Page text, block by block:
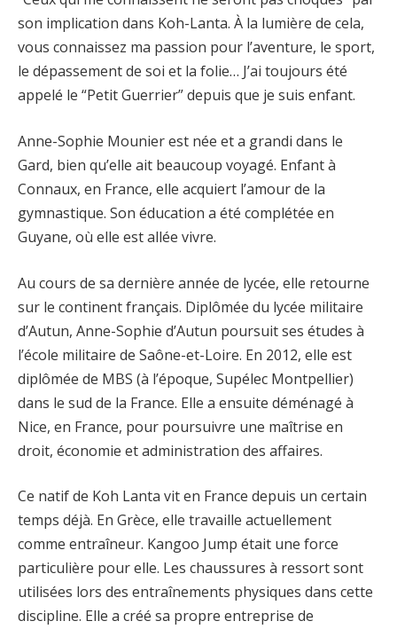
son implication dans Koh-Lanta. À la lumière de cela,
vous connaissez ma passion pour l’aventure, le sport,
le dépassement de soi et la folie… J’ai toujours été
appelé le “Petit Guerrier” depuis que je suis enfant.
Anne-Sophie Mounier est née et a grandi dans le
Gard, bien qu’elle ait beaucoup voyagé. Enfant à
Connaux, en France, elle acquiert l’amour de la
gymnastique. Son éducation a été complétée en
Guyane, où elle est allée vivre.
Au cours de sa dernière année de lycée, elle retourne
sur le continent français. Diplômée du lycée militaire
d’Autun, Anne-Sophie d’Autun poursuit ses études à
l’école militaire de Saône-et-Loire. En 2012, elle est
diplômée de MBS (à l’époque, Supélec Montpellier)
dans le sud de la France. Elle a ensuite déménagé à
Nice, en France, pour poursuivre une maîtrise en
droit, économie et administration des affaires.
Ce natif de Koh Lanta vit en France depuis un certain
temps déjà. En Grèce, elle travaille actuellement
comme entraîneur. Kangoo Jump était une force
particulière pour elle. Les chaussures à ressort sont
utilisées lors des entraînements physiques dans cette
discipline. Elle a créé sa propre entreprise de